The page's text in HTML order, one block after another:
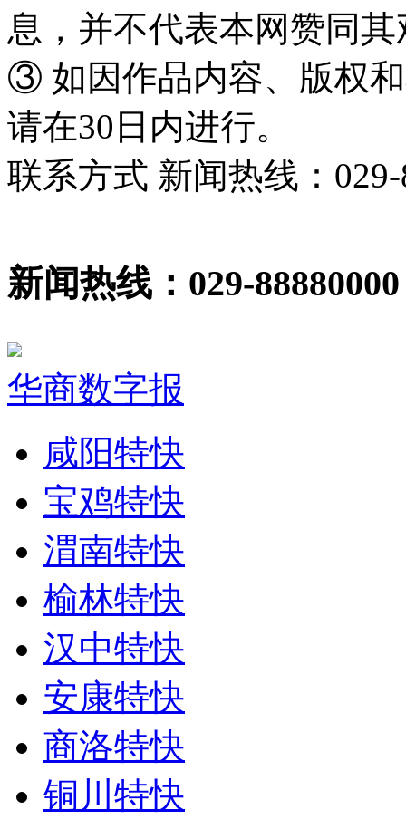
息，并不代表本网赞同
③ 如因作品内容、版权
请在30日内进行。
联系方式 新闻热线：029-
新闻热线：029-88880000
华商数字报
咸阳特快
宝鸡特快
渭南特快
榆林特快
汉中特快
安康特快
商洛特快
铜川特快